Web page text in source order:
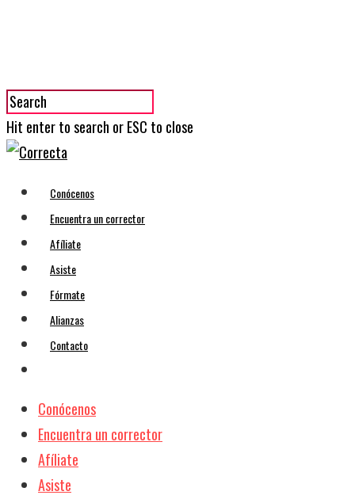
Hit enter to search or ESC to close
Conócenos
Encuentra un corrector
Afíliate
Asiste
Fórmate
Alianzas
Contacto
Conócenos
Encuentra un corrector
Afíliate
Asiste